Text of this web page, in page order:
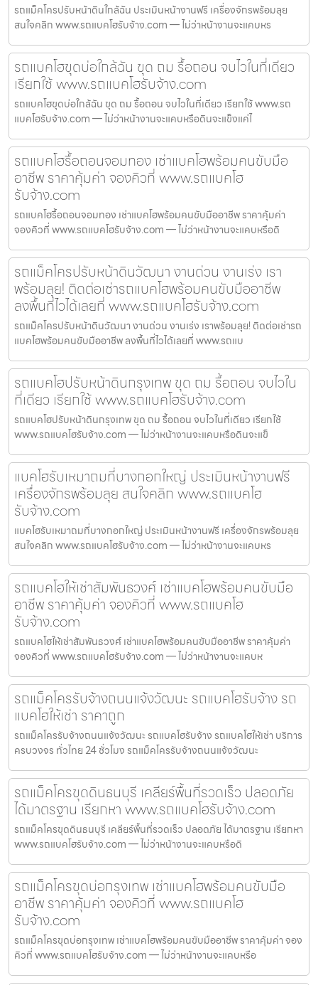
รถแม็คโครปรับหน้าดินใกล้ฉัน ประเมินหน้างานฟรี เครื่องจักรพร้อมลุย
สนใจคลิก www.รถแบคโฮรับจ้าง.com — ไม่ว่าหน้างานจะแคบหร
รถแบคโฮขุดบ่อใกล้ฉัน ขุด ถม รื้อถอน จบไวในที่เดียว
เรียกใช้ www.รถแบคโฮรับจ้าง.com
รถแบคโฮขุดบ่อใกล้ฉัน ขุด ถม รื้อถอน จบไวในที่เดียว เรียกใช้ www.รถ
แบคโฮรับจ้าง.com — ไม่ว่าหน้างานจะแคบหรือดินจะแข็งแค่ไ
รถแบคโฮรื้อถอนจอมทอง เช่าแบคโฮพร้อมคนขับมือ
อาชีพ ราคาคุ้มค่า จองคิวที่ www.รถแบคโฮ
รับจ้าง.com
รถแบคโฮรื้อถอนจอมทอง เช่าแบคโฮพร้อมคนขับมืออาชีพ ราคาคุ้มค่า
จองคิวที่ www.รถแบคโฮรับจ้าง.com — ไม่ว่าหน้างานจะแคบหรือดิ
รถแม็คโครปรับหน้าดินวัฒนา งานด่วน งานเร่ง เรา
พร้อมลุย! ติดต่อเช่ารถแบคโฮพร้อมคนขับมืออาชีพ
ลงพื้นที่ไวได้เลยที่ www.รถแบคโฮรับจ้าง.com
รถแม็คโครปรับหน้าดินวัฒนา งานด่วน งานเร่ง เราพร้อมลุย! ติดต่อเช่ารถ
แบคโฮพร้อมคนขับมืออาชีพ ลงพื้นที่ไวได้เลยที่ www.รถแบ
รถแบคโฮปรับหน้าดินกรุงเทพ ขุด ถม รื้อถอน จบไวใน
ที่เดียว เรียกใช้ www.รถแบคโฮรับจ้าง.com
รถแบคโฮปรับหน้าดินกรุงเทพ ขุด ถม รื้อถอน จบไวในที่เดียว เรียกใช้
www.รถแบคโฮรับจ้าง.com — ไม่ว่าหน้างานจะแคบหรือดินจะแข็
แบคโฮรับเหมาถมที่บางกอกใหญ่ ประเมินหน้างานฟรี
เครื่องจักรพร้อมลุย สนใจคลิก www.รถแบคโฮ
รับจ้าง.com
แบคโฮรับเหมาถมที่บางกอกใหญ่ ประเมินหน้างานฟรี เครื่องจักรพร้อมลุย
สนใจคลิก www.รถแบคโฮรับจ้าง.com — ไม่ว่าหน้างานจะแคบหร
รถแบคโฮให้เช่าสัมพันธวงศ์ เช่าแบคโฮพร้อมคนขับมือ
อาชีพ ราคาคุ้มค่า จองคิวที่ www.รถแบคโฮ
รับจ้าง.com
รถแบคโฮให้เช่าสัมพันธวงศ์ เช่าแบคโฮพร้อมคนขับมืออาชีพ ราคาคุ้มค่า
จองคิวที่ www.รถแบคโฮรับจ้าง.com — ไม่ว่าหน้างานจะแคบห
รถแม็คโครรับจ้างถนนแจ้งวัฒนะ รถแบคโฮรับจ้าง รถ
แบคโฮให้เช่า ราคาถูก
รถแม็คโครรับจ้างถนนแจ้งวัฒนะ รถแบคโฮรับจ้าง รถแบคโฮให้เช่า บริการ
ครบวงจร ทั่วไทย 24 ชั่วโมง รถแม็คโครรับจ้างถนนแจ้งวัฒนะ
รถแม็คโครขุดดินธนบุรี เคลียร์พื้นที่รวดเร็ว ปลอดภัย
ได้มาตรฐาน เรียกหา www.รถแบคโฮรับจ้าง.com
รถแม็คโครขุดดินธนบุรี เคลียร์พื้นที่รวดเร็ว ปลอดภัย ได้มาตรฐาน เรียกหา
www.รถแบคโฮรับจ้าง.com — ไม่ว่าหน้างานจะแคบหรือดิ
รถแม็คโครขุดบ่อกรุงเทพ เช่าแบคโฮพร้อมคนขับมือ
อาชีพ ราคาคุ้มค่า จองคิวที่ www.รถแบคโฮ
รับจ้าง.com
รถแม็คโครขุดบ่อกรุงเทพ เช่าแบคโฮพร้อมคนขับมืออาชีพ ราคาคุ้มค่า จอง
คิวที่ www.รถแบคโฮรับจ้าง.com — ไม่ว่าหน้างานจะแคบหรือ